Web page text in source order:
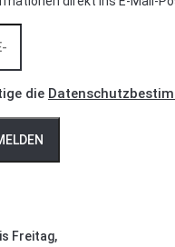
die
Freitag,